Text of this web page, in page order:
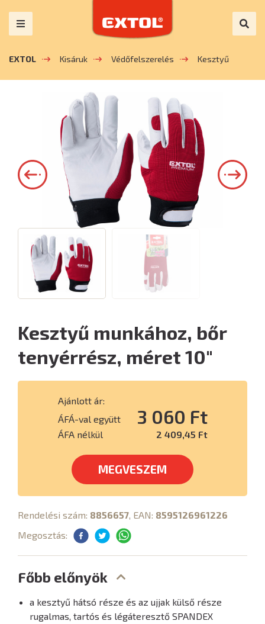
EXTOL Kisáruk Védőfelszerelés Kesztyű
Kesztyű munkához, bőr
tenyérrész, méret 10"
Ajánlott ár:
ÁFÁ-val együtt
3 060 Ft
ÁFA nélkül 2 409,45 Ft
MEGVESZEM
Rendelési szám: 8856657, EAN: 8595126961226
Megosztás:
Főbb előnyök
a kesztyű hátsó része és az ujjak külső része
rugalmas, tartós és légáteresztő SPANDEX